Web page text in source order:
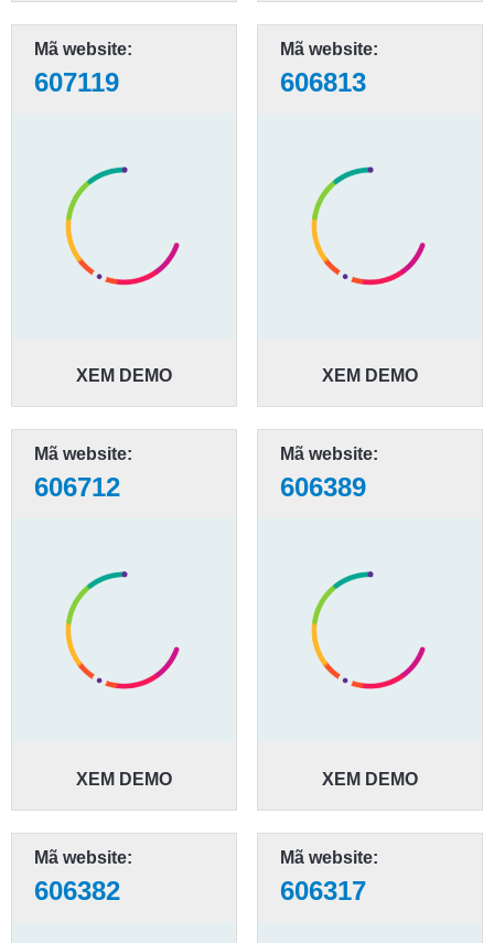
Mã website:
607119
XEM DEMO
Mã website:
606813
XEM DEMO
Mã website:
606712
XEM DEMO
Mã website:
606389
XEM DEMO
Mã website:
606382
Mã website:
606317